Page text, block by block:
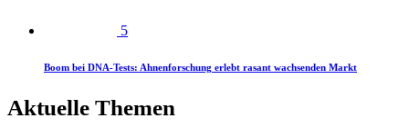
5
Boom bei DNA-Tests: Ahnenforschung erlebt rasant wachsenden Markt
Aktuelle Themen